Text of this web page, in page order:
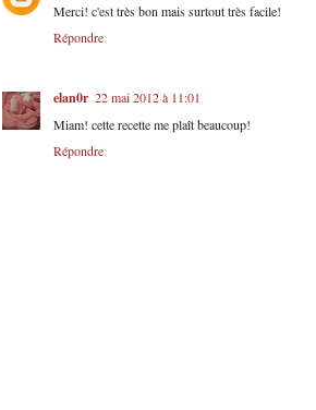
Merci! c'est très bon mais surtout très facile!
Répondre
elan0r 22 mai 2012 à 11:01
Miam! cette recette me plaît beaucoup!
Répondre